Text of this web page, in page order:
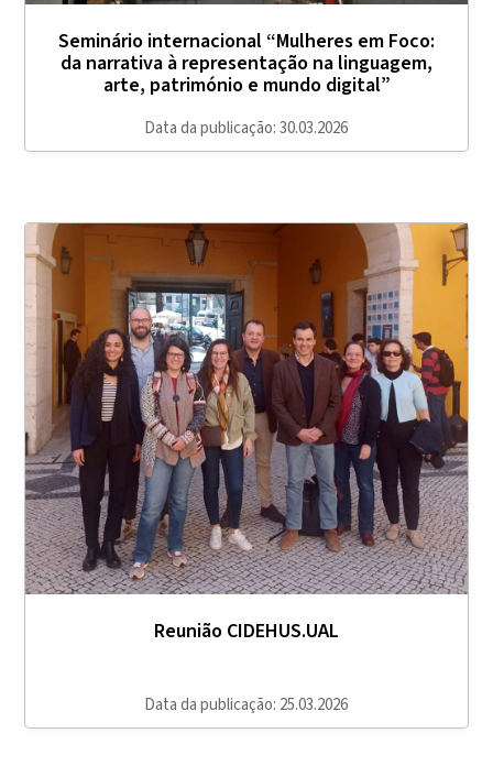
Seminário internacional “Mulheres em Foco:
da narrativa à representação na linguagem,
arte, património e mundo digital”
Data da publicação: 30.03.2026
Reunião CIDEHUS.UAL
Data da publicação: 25.03.2026